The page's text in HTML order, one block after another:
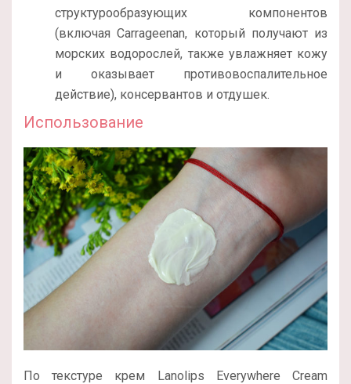
структурообразующих компонентов
(включая Carrageenan, который получают из
морских водорослей, также увлажняет кожу
и оказывает противовоспалительное
действие), консервантов и отдушек.
Использование
По текстуре крем Lanolips Everywhere Cream